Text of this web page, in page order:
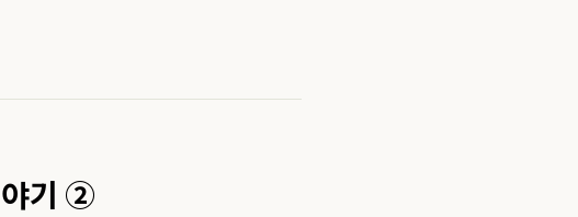
야기 ②